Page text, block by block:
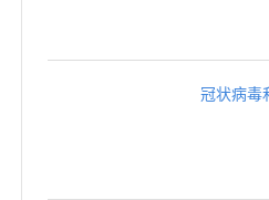
冠状病毒